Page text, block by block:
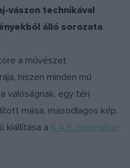
vászon technikával
álló sorozata
a művészet
hiszen minden mű
valóságnak, egy téri
mása, másodlagos kép.
kiállítása a K.A.S. Galériában